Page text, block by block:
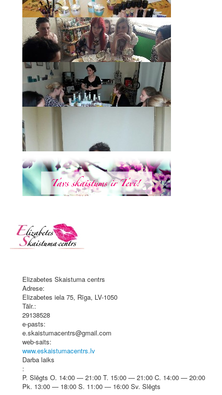
Elizabetes Skaistuma centrs
Adrese:
Elizabetes iela 75, Rīga, LV-1050
Tālr.:
29138528
e-pasts:
e.skaistumacentrs@gmail.com
web-saits:
www.eskaistumacentrs.lv
Darba laiks
:
P. Slēgts O. 14:00 — 21:00 T. 15:00 — 21:00 C. 14:00 — 20:00
Pk. 13:00 — 18:00 S. 11:00 — 16:00 Sv. Slēgts